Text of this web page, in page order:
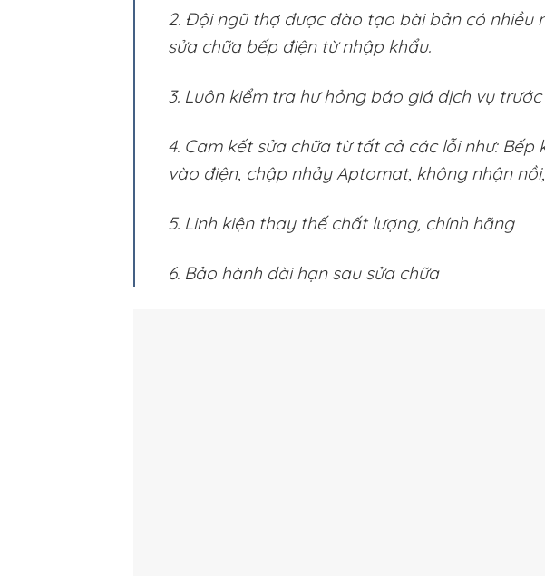
2. Đội ngũ thợ được đào tạo bài bản có nhiều
sửa chữa bếp điện từ nhập khẩu.
3. Luôn kiểm tra hư hỏng báo giá dịch vụ trước
4. Cam kết sửa chữa từ tất cả các lỗi như:
vào điện, chập nhảy Aptomat, không nhận
5. Linh kiện thay thế chất lượng, chính hãng
6. Bảo hành dài hạn sau sửa chữa